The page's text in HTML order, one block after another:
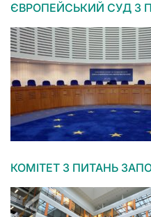
ЄВРОПЕЙСЬКИЙ СУД З
КОМІТЕТ З ПИТАНЬ